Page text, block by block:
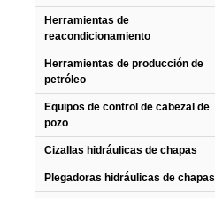
Herramientas de
reacondicionamiento
Herramientas de producción de
petróleo
Equipos de control de cabezal de
pozo
Cizallas hidráulicas de chapas
Plegadoras hidráulicas de chapas